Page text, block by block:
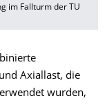
im Fallturm der TU
Axiallast, die
wurden,